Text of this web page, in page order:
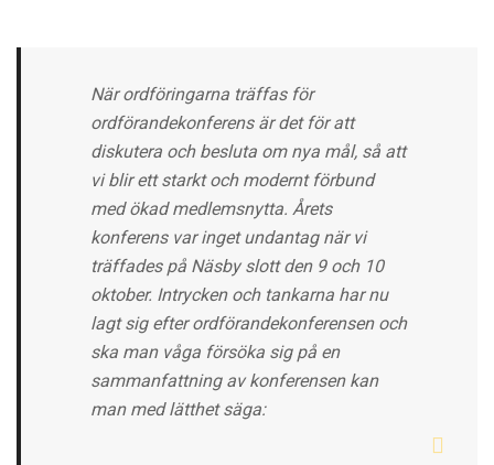
När ordföringarna träffas för
ordförandekonferens är det för att
diskutera och besluta om nya mål, så att
vi blir ett starkt och modernt förbund
med ökad medlemsnytta. Årets
konferens var inget undantag när vi
träffades på Näsby slott den 9 och 10
oktober. Intrycken och tankarna har nu
lagt sig efter ordförandekonferensen och
ska man våga försöka sig på en
sammanfattning av konferensen kan
man med lätthet säga: